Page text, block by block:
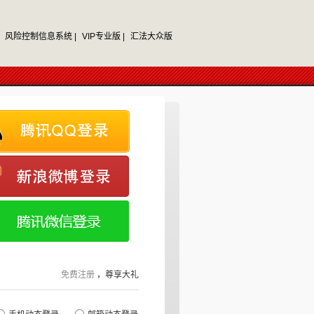
风险控制信息系统 | VIP专业版 | 汇法大众版
免费注册，尊享大礼